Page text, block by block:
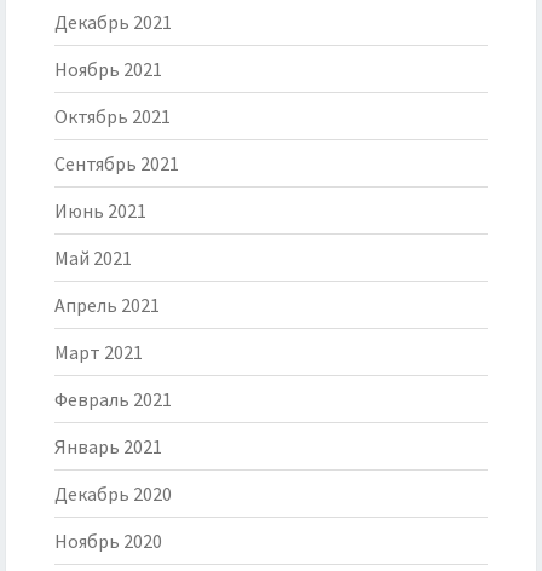
Декабрь 2021
Ноябрь 2021
Октябрь 2021
Сентябрь 2021
Июнь 2021
Май 2021
Апрель 2021
Март 2021
Февраль 2021
Январь 2021
Декабрь 2020
Ноябрь 2020